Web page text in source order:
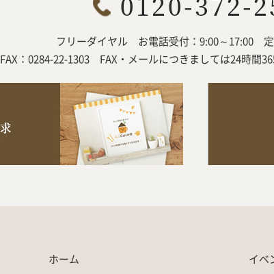
フリーダイヤル お電話受付：9:00～17:00
FAX：0284-22-1303 FAX・メールにつきましては24時間
ホーム
イベ